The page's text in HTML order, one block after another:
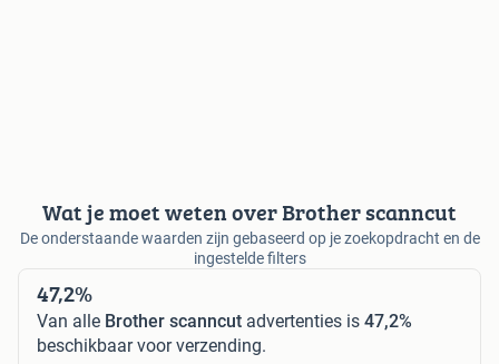
Wat je moet weten over Brother scanncut
De onderstaande waarden zijn gebaseerd op je zoekopdracht en de
ingestelde filters
47,2%
Van alle Brother scanncut advertenties is 47,2%
beschikbaar voor verzending.